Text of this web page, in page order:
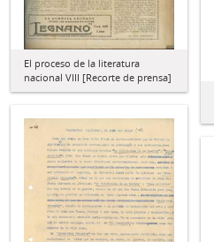
El proceso de la literatura
nacional VIII [Recorte de prensa]